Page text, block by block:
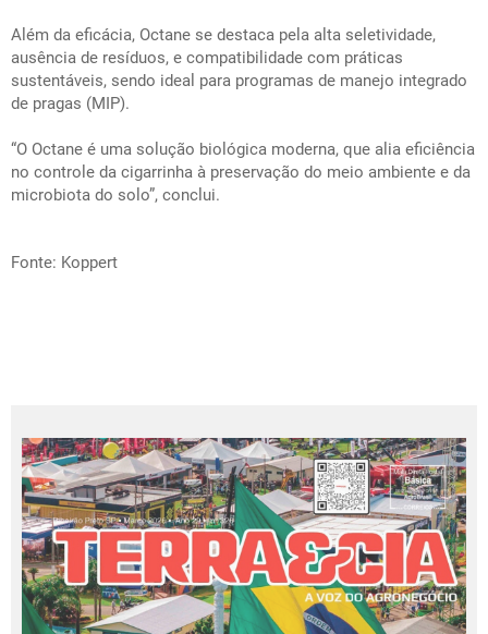
Além da eficácia, Octane se destaca pela alta seletividade,
ausência de resíduos, e compatibilidade com práticas
sustentáveis, sendo ideal para programas de manejo integrado
de pragas (MIP).
“O Octane é uma solução biológica moderna, que alia eficiência
no controle da cigarrinha à preservação do meio ambiente e da
microbiota do solo”, conclui.
Fonte: Koppert